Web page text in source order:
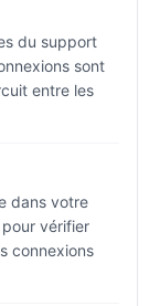
du support
sont
entre les
dans votre
vérifier
connexions